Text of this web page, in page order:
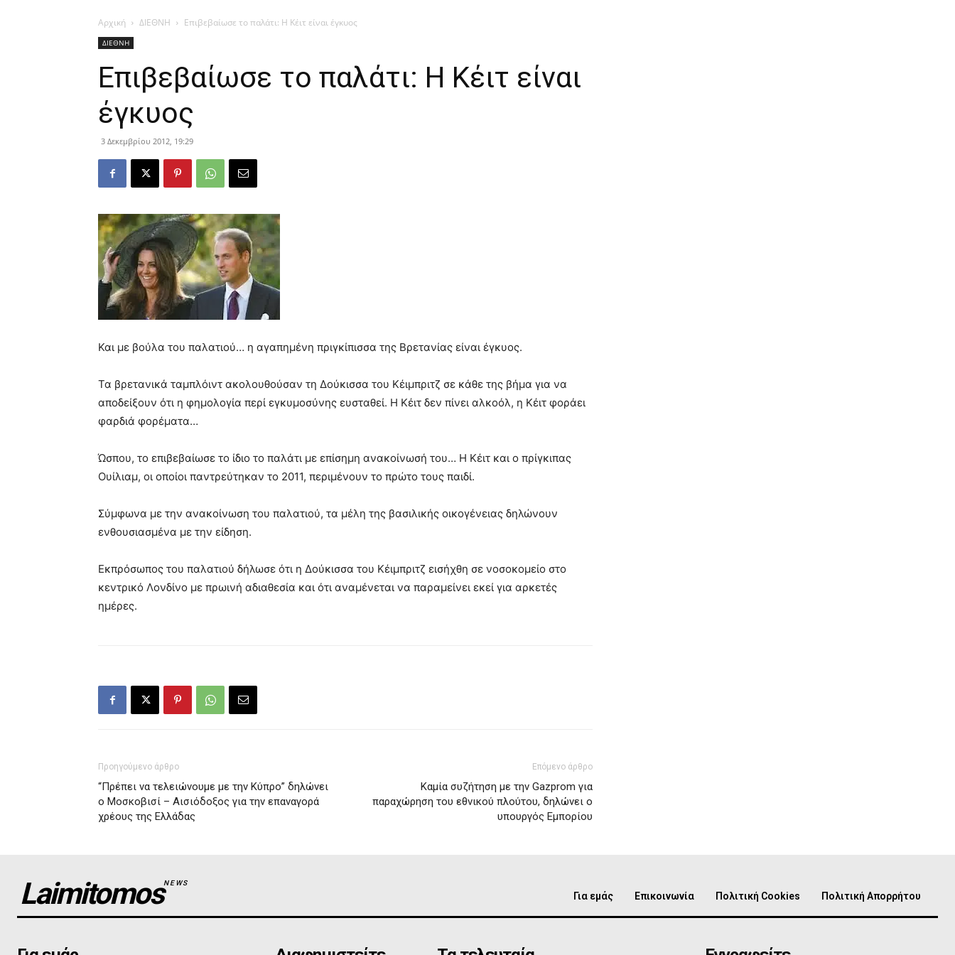
Αρχική ΔΙΕΘΝΗ Επιβεβαίωσε το παλάτι: Η Κέιτ είναι έγκυος
ΔΙΕΘΝΗ
Επιβεβαίωσε το παλάτι: Η Κέιτ είναι
έγκυος
3 Δεκεμβρίου 2012, 19:29
Και με βούλα του παλατιού… η αγαπημένη πριγκίπισσα της Βρετανίας είναι έγκυος.
Τα βρετανικά ταμπλόιντ ακολουθούσαν τη Δούκισσα του Κέιμπριτζ σε κάθε της βήμα για να
αποδείξουν ότι η φημολογία περί εγκυμοσύνης ευσταθεί. Η Κέιτ δεν πίνει αλκοόλ, η Κέιτ φοράει
φαρδιά φορέματα…
Ώσπου, το επιβεβαίωσε το ίδιο το παλάτι με επίσημη ανακοίνωσή του… Η Κέιτ και ο πρίγκιπας
Ουίλιαμ, οι οποίοι παντρεύτηκαν το 2011, περιμένουν το πρώτο τους παιδί.
Σύμφωνα με την ανακοίνωση του παλατιού, τα μέλη της βασιλικής οικογένειας δηλώνουν
ενθουσιασμένα με την είδηση.
Εκπρόσωπος του παλατιού δήλωσε ότι η Δούκισσα του Κέιμπριτζ εισήχθη σε νοσοκομείο στο
κεντρικό Λονδίνο με πρωινή αδιαθεσία και ότι αναμένεται να παραμείνει εκεί για αρκετές
ημέρες.
Προηγούμενο άρθρο
“Πρέπει να τελειώνουμε με την Κύπρο” δηλώνει
ο Μοσκοβισί – Αισιόδοξος για την επαναγορά
χρέους της Ελλάδας
Επόμενο άρθρο
Καμία συζήτηση με την Gazprom για
παραχώρηση του εθνικού πλούτου, δηλώνει ο
υπουργός Εμπορίου
LaimitomosNEWS
Για εμάς Επικοινωνία Πολιτική Cookies Πολιτική Απορρήτου